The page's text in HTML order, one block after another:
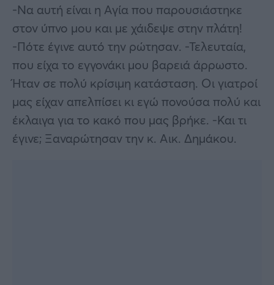
-Να αυτή είναι η Αγία που παρουσιάστηκε
στον ύπνο μου και με χάιδεψε στην πλάτη!
-Πότε έγινε αυτό την ρώτησαν. -Τελευταία,
που είχα το εγγονάκι μου βαρειά άρρωστο.
Ήταν σε πολύ κρίσιμη κατάσταση. Οι γιατροί
μας είχαν απελπίσει κι εγώ πονούσα πολύ και
έκλαιγα για το κακό που μας βρήκε. -Και τι
έγινε; Ξαναρώτησαν την κ. Αικ. Δημάκου.